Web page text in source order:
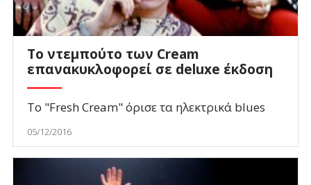
Το ντεμπούτο των Cream
επανακυκλοφορεί σε deluxe έκδοση
Το "Fresh Cream" όρισε τα ηλεκτρικά blues
05/12/2016